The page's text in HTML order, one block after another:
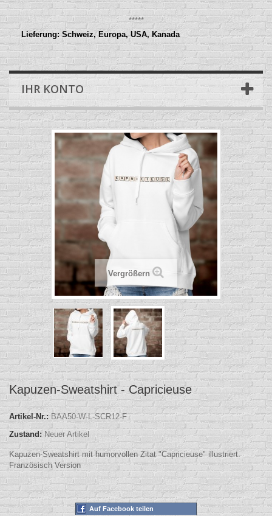
*****
Lieferung: Schweiz, Europa, USA, Kanada
IHR KONTO
Vergrößern
Kapuzen-Sweatshirt - Capricieuse
Artikel-Nr.: BAA50-W-L-SCR12-F
Zustand: Neuer Artikel
Kapuzen-Sweatshirt mit humorvollen Zitat "Capricieuse" illustriert.
Französisch Version
Auf Facebook teilen